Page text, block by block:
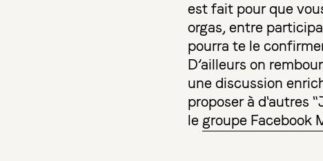
est fait pour que
orgas, entre
pourra te le
D’ailleurs on
une discussion
proposer à d'autres
legroupe Facebook